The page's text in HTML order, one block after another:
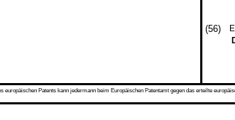
(56)
Patents kann jedermann beim Europäischen Patentamt gegen das erteilte